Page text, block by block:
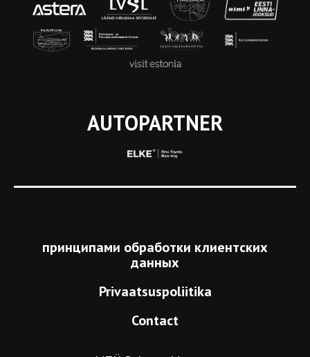
AUTOPARTNER
принципами обработки клиентских
данных
Privaatsuspoliitika
Contact